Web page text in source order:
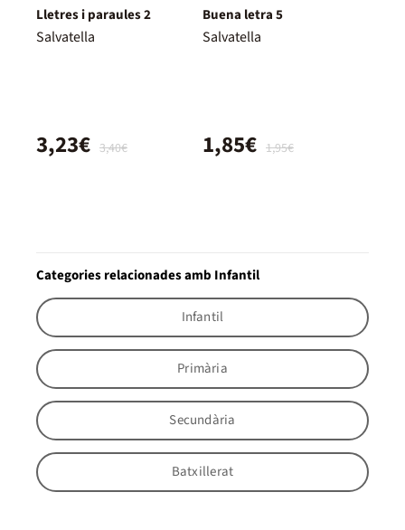
Lletres i paraules 2
Salvatella
3,40€
3,23€
Buena letra 5
Salvatella
1,95€
1,85€
Categories relacionades amb Infantil
Infantil
Primària
Secundària
Batxillerat